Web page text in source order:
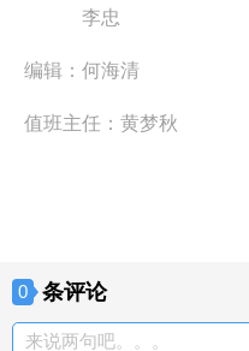
李忠
编辑： 何海清
值班主任： 黄梦秋
0 条评论
来说两句吧。。。